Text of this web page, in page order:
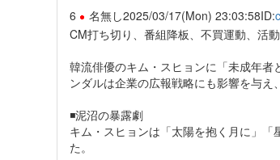
6 名無し2025/03/17(Mon) 23:03:58ID:
CM打ち切り、番組降板、不買運動、活
韓流俳優のキム・スヒョンに「未成年
ンダルは企業の広報戦略にも影響を与え
◾️泥沼の暴露劇
キム・スヒョンは「太陽を抱く月に」
た。